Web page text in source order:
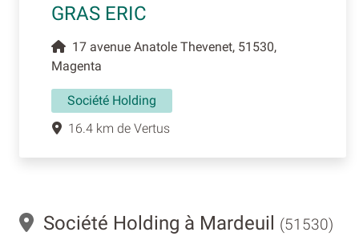
GRAS ERIC
17 avenue Anatole Thevenet, 51530,
Magenta
Société Holding
16.4 km de Vertus
Société Holding à Mardeuil (51530)